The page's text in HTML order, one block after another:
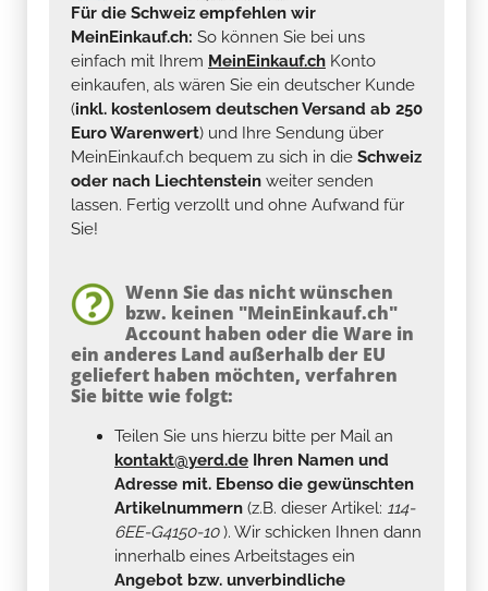
Für die Schweiz empfehlen wir
MeinEinkauf.ch: So können Sie bei uns
einfach mit Ihrem MeinEinkauf.ch Konto
einkaufen, als wären Sie ein deutscher Kunde
(inkl. kostenlosem deutschen Versand ab 250
Euro Warenwert) und Ihre Sendung über
MeinEinkauf.ch bequem zu sich in die Schweiz
oder nach Liechtenstein weiter senden
lassen. Fertig verzollt und ohne Aufwand für
Sie!
Wenn Sie das nicht wünschen
bzw. keinen "MeinEinkauf.ch"
Account haben oder die Ware in
ein anderes Land außerhalb der EU
geliefert haben möchten, verfahren
Sie bitte wie folgt:
Teilen Sie uns hierzu bitte per Mail an
kontakt@yerd.de Ihren Namen und
Adresse mit. Ebenso die gewünschten
Artikelnummern (z.B. dieser Artikel: 114-
6EE-G4150-10). Wir schicken Ihnen dann
innerhalb eines Arbeitstages ein
Angebot bzw. unverbindliche